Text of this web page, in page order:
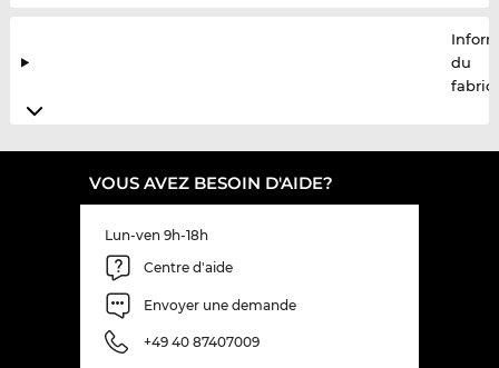
du
VOUS AVEZ BESOIN D'AIDE?
Lun-ven 9h-18h
Centre d'aide
Envoyer une demande
+49 40 87407009